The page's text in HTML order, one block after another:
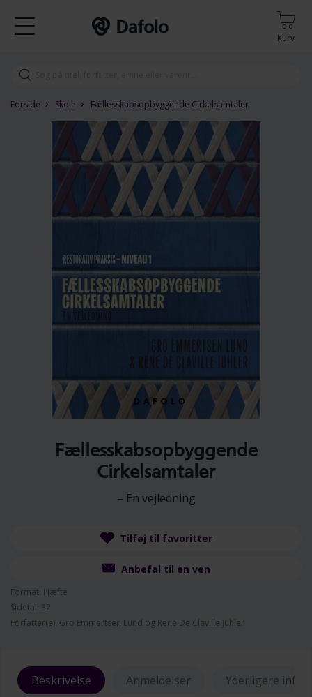
Kurv
Forside › Skole › Fællesskabsopbyggende Cirkelsamtaler
Fællesskabsopbyggende
Cirkelsamtaler
– En vejledning
Tilføj til favoritter
Anbefal til en ven
Format: Hæfte
Sidetal: 32
Forfatter(e): Gro Emmertsen Lund og Rene De Claville Juhler
Beskrivelse Anmeldelser Yderligere info